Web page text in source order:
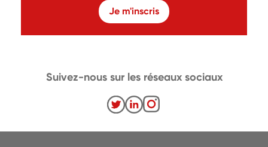
Je m'inscris
Suivez-nous sur les réseaux sociaux